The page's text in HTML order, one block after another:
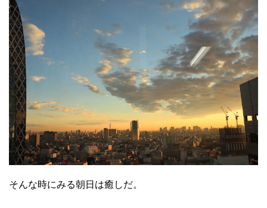
そんな時にみる朝日は癒しだ。